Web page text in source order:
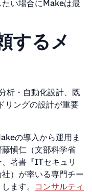
い場合にMakeは最
するメ
析・自動化設計、既
リングの設計が重要
の導入から運用ま
愼仁（文部科学省
著書『ITセキュリ
）が率いる専門チー
ます。 コンサルティ